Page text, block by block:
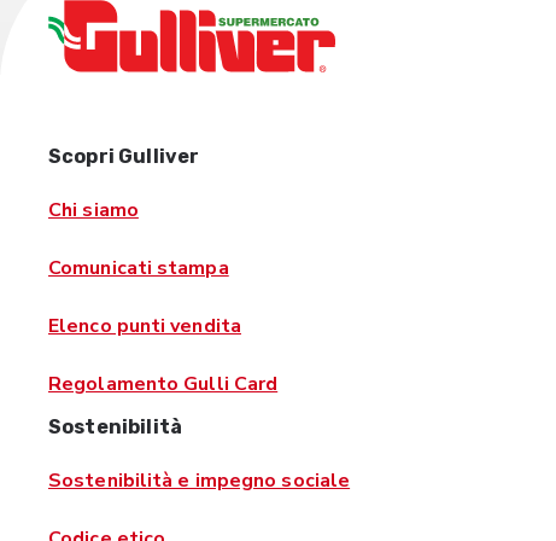
Scopri Gulliver
Chi siamo
Comunicati stampa
Elenco punti vendita
Regolamento Gulli Card
Sostenibilità
Sostenibilità e impegno sociale